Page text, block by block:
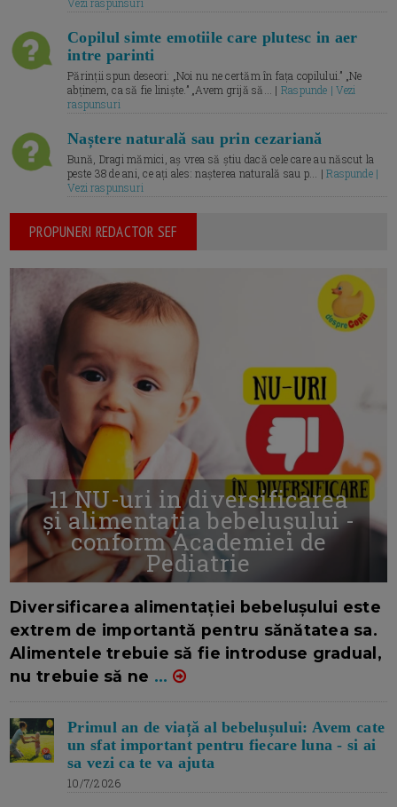
Vezi raspunsuri
Copilul simte emotiile care plutesc in aer
intre parinti
Părinții spun deseori: „Noi nu ne certăm în fața copilului.” „Ne
abținem, ca să fie liniște.” „Avem grijă să... | Raspunde | Vezi
raspunsuri
Naștere naturală sau prin cezariană
Bună, Dragi mămici, aș vrea să știu dacă cele care au născut la
peste 38 de ani, ce ați ales: nașterea naturală sau p... |Raspunde |
Vezi raspunsuri
PROPUNERI REDACTOR SEF
11 NU-uri in diversificarea
și alimentația bebelușului -
conform Academiei de
Pediatrie
Diversificarea alimentației bebelușului este
extrem de importantă pentru sănătatea sa.
Alimentele trebuie să fie introduse gradual,
nu trebuie să ne ...
Primul an de viață al bebelușului: Avem cate
un sfat important pentru fiecare luna - si ai
sa vezi ca te va ajuta
10/7/2026